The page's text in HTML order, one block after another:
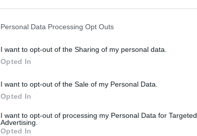
Personal Data Processing Opt Outs
I want to opt-out of the Sharing of my personal data.
Opted In
I want to opt-out of the Sale of my Personal Data.
Opted In
I want to opt-out of processing my Personal Data for Targeted
Advertising.
Opted In